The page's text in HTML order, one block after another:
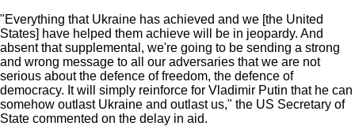
"Everything that Ukraine has achieved and we [the United
States] have helped them achieve will be in jeopardy. And
absent that supplemental, we're going to be sending a strong
and wrong message to all our adversaries that we are not
serious about the defence of freedom, the defence of
democracy. It will simply reinforce for Vladimir Putin that he can
somehow outlast Ukraine and outlast us," the US Secretary of
State commented on the delay in aid.